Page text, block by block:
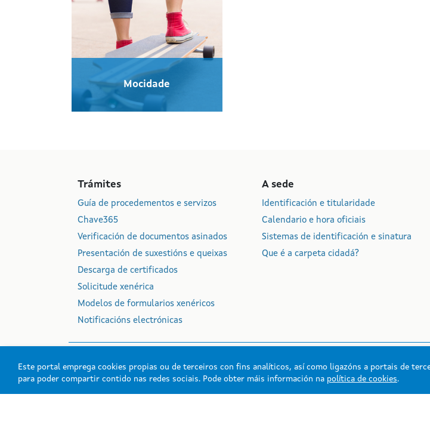
Mocidade
Trámites
Guía de procedementos e servizos
Chave365
Verificación de documentos asinados
Presentación de suxestións e queixas
Descarga de certificados
Solicitude xenérica
Modelos de formularios xenéricos
Notificacións electrónicas
A sede
Identificación e titularidade
Calendario e hora oficiais
Sistemas de identificación e sinatura
Que é a carpeta cidadá?
Este portal emprega cookies propias ou de terceiros con fins analíticos, así como ligazóns a portais de
para poder compartir contido nas redes sociais. Pode obter máis información na política de cookies.